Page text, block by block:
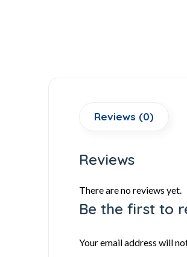
Reviews (0)
Reviews
There are no reviews yet.
Be the first to
Your email address will